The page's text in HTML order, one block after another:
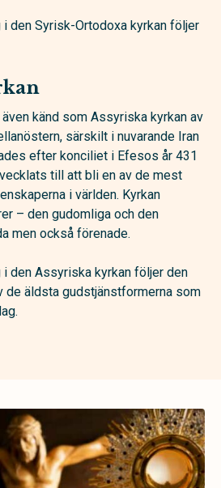
den Syrisk-Ortodoxa kyrkan följer
känd som Assyriska kyrkan av
särskilt i nuvarande Iran
efter konciliet i Efesos år 431
till att bli en av de mest
i världen. Kyrkan
– den gudomliga och den
men också förenade.
den Assyriska kyrkan följer den
de äldsta gudstjänstformerna som